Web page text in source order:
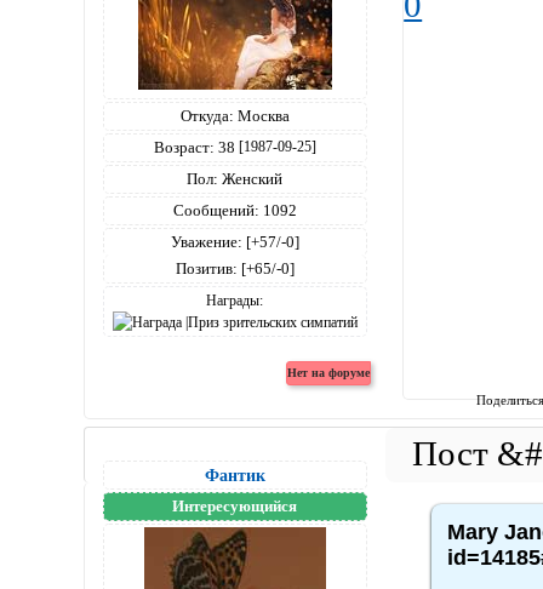
Откуда: Москва
Возраст: 38 [1987-09-25]
Пол: Женский
Сообщений: 1092
Уважение: [+57/-0]
Позитив: [+65/-0]
Награды:
Фантик
Интересующийся
Mary